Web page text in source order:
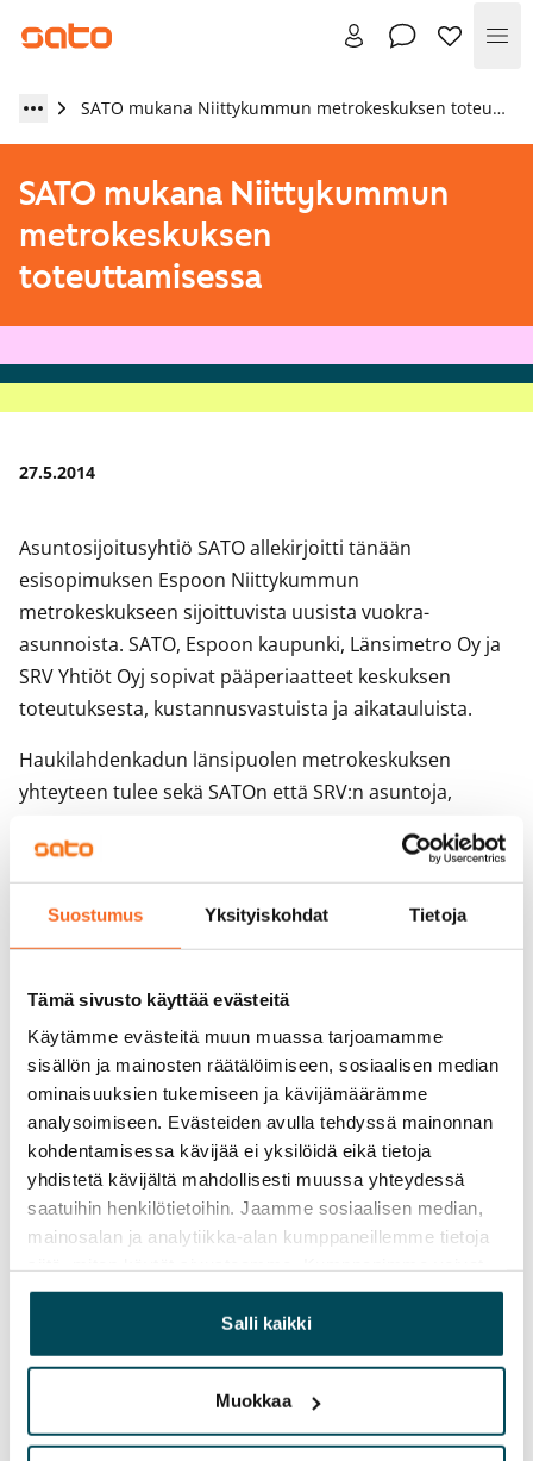
Suostumus Yksityiskohdat Tietoja
Tämä sivusto käyttää evästeitä
Käytämme evästeitä muun muassa tarjoamamme
sisällön ja mainosten räätälöimiseen, sosiaalisen median
ominaisuuksien tukemiseen ja kävijämäärämme
analysoimiseen. Evästeiden avulla tehdyssä mainonnan
kohdentamisessa kävijää ei yksilöidä eikä tietoja
yhdistetä kävijältä mahdollisesti muussa yhteydessä
saatuihin henkilötietoihin. Jaamme sosiaalisen median,
mainosalan ja analytiikka-alan kumppaneillemme tietoja
yhdistää näitä tietoja muihin tietoihin, joita olet antanut
heille tai joita on kerätty, kun olet käyttänyt heidän
palvelujaan.
Salli kaikki
Muokkaa
SATO mukana Niittykummun metrokeskuksen toteuttamisessa
SATO mukana Niittykummun
metrokeskuksen
toteuttamisessa
27.5.2014
Asuntosijoitusyhtiö SATO allekirjoitti tänään
esisopimuksen Espoon Niittykummun
metrokeskukseen sijoittuvista uusista vuokra-
asunnoista. SATO, Espoon kaupunki, Länsimetro Oy ja
SRV Yhtiöt Oyj sopivat pääperiaatteet keskuksen
toteutuksesta, kustannusvastuista ja aikatauluista.
Haukilahdenkadun länsipuolen metrokeskuksen
yhteyteen tulee sekä SATOn että SRV:n asuntoja,
kerroksiset talot valmistuvat vaiheittain vuoteen 2018
mennessä.
mukana kaavoittamassa Niittykummun tulevan
metroaseman ympäristöä, josta kehittyy yksi Espoon
merkittävimmistä uusista asuinalueista.
- Investoinnilla kasvatamme vuokra-
asuntotarjontaamme vastataksemme
pääkaupunkiseudun lisääntyvään vuokra-
asuntotarpeeseen. Metron ja palvelujen välitön
läheisyys tekee alueesta erityisen houkuttelevan.
kaavoittaminen jatkuu, ja alueelle on tulevaisuudessa
suunnitteilla lisää SATOn vuokra-asuntoja.